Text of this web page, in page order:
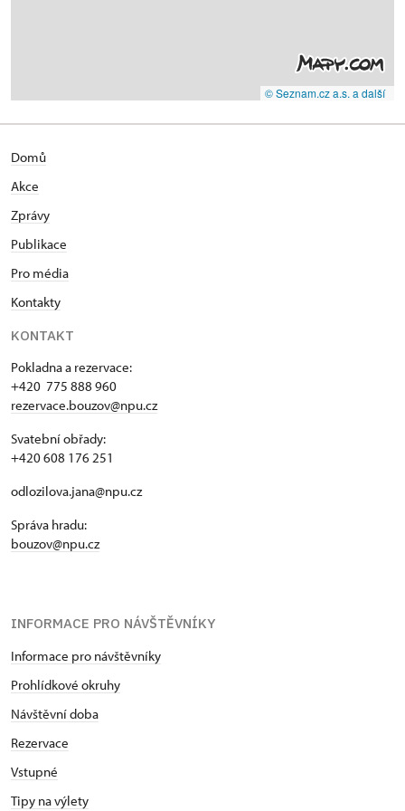
© Seznam.cz a.s. a další
Domů
Akce
Zprávy
Publikace
Pro média
Kontakty
KONTAKT
Pokladna a rezervace:
+420 775 888 960
rezervace.bouzov@npu.cz
Svatební obřady:
+420 608 176 251
odlozilova.jana@npu.cz
Správa hradu:
bouzov@npu.cz
INFORMACE PRO NÁVŠTĚVNÍKY
Informace pro návštěvníky
Prohlídkové okruhy
Návštěvní doba
Rezervace
Vstupné
Tipy na výlety